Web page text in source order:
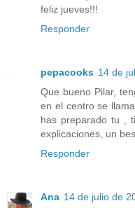
feliz jueves!!!
Responder
pepacooks 14 de
Que bueno Pilar,
en el centro se
has preparado tu ,
explicaciones, un
Responder
Ana 14 de julio de